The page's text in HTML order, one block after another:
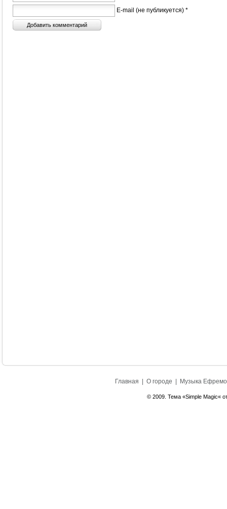
E-mail (не публикуется) *
Главная О городе Музыка
© 2009. Тема «Simple Magic«